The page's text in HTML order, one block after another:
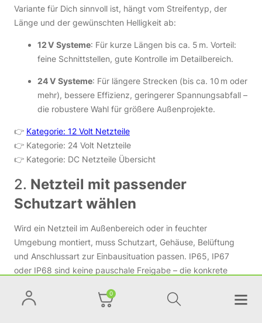
0
Variante für Dich sinnvoll ist, hängt vom Streifentyp, der
Länge und der gewünschten Helligkeit ab:
12 V Systeme: Für kurze Längen bis ca. 5 m. Vorteil:
feine Schnittstellen, gute Kontrolle im Detailbereich.
24 V Systeme: Für längere Strecken (bis ca. 10 m oder
mehr), bessere Effizienz, geringerer Spannungsabfall –
die robustere Wahl für größere Außenprojekte.
👉 Kategorie: 12 Volt Netzteile
👉 Kategorie: 24 Volt Netzteile
👉 Kategorie: DC Netzteile Übersicht
2. Netzteil mit passender
Schutzart wählen
Wird ein Netzteil im Außenbereich oder in feuchter
Umgebung montiert, muss Schutzart, Gehäuse, Belüftung
und Anschlussart zur Einbausituation passen. IP65, IP67
oder IP68 sind keine pauschale Freigabe – die konkrete
: Orientierung für geschützte Außenmontage, z.